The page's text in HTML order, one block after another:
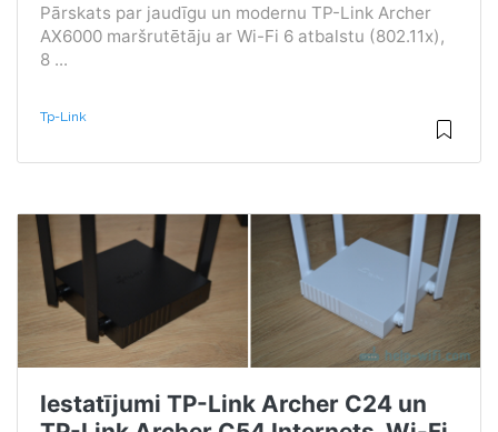
Pārskats par jaudīgu un modernu TP-Link Archer
AX6000 maršrutētāju ar Wi-Fi 6 atbalstu (802.11x),
8 ...
Tp-Link
Iestatījumi TP-Link Archer C24 un